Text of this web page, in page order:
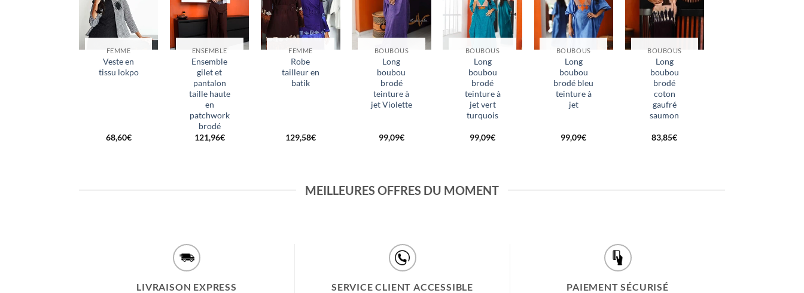
FEMME
Veste en
tissu lokpo
68,60€
ENSEMBLE
Ensemble
gilet et
pantalon
taille haute
en
patchwork
brodé
121,96€
FEMME
Robe
tailleur en
batik
129,58€
BOUBOUS
Long
boubou
brodé
teinture à
jet Violette
99,09€
BOUBOUS
Long
boubou
brodé
teinture à
jet vert
turquois
99,09€
BOUBOUS
Long
boubou
brodé bleu
teinture à
jet
99,09€
BOUBOUS
Long
boubou
brodé
coton
gaufré
saumon
83,85€
MEILLEURES OFFRES DU MOMENT
LIVRAISON EXPRESS
SERVICE CLIENT ACCESSIBLE
PAIEMENT SÉCURISÉ